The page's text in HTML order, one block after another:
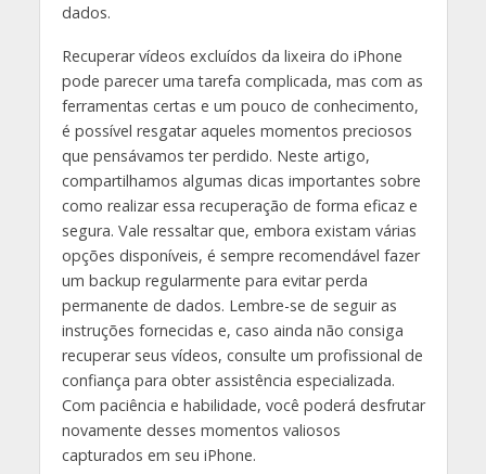
dados.
Recuperar vídeos excluídos da lixeira do iPhone
pode parecer uma tarefa complicada, mas com as
ferramentas certas e um pouco de conhecimento,
é possível resgatar aqueles momentos preciosos
que pensávamos ter perdido. Neste artigo,
compartilhamos algumas dicas importantes sobre
como realizar essa recuperação de forma eficaz e
segura. Vale ressaltar que, embora existam várias
opções disponíveis, é sempre recomendável fazer
um backup regularmente para evitar perda
permanente de dados. Lembre-se de seguir as
instruções fornecidas e, caso ainda não consiga
recuperar seus vídeos, consulte um profissional de
confiança para obter assistência especializada.
Com paciência e habilidade, você poderá desfrutar
novamente desses momentos valiosos
capturados em seu iPhone.